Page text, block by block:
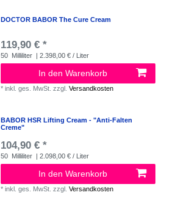
DOCTOR BABOR The Cure Cream
119,90 € *
50 Milliliter | 2.398,00 € / Liter
In den Warenkorb
*inkl. ges. MwSt. zzgl.Versandkosten
BABOR HSR Lifting Cream - "Anti-Falten
Creme"
104,90 € *
50 Milliliter | 2.098,00 € / Liter
In den Warenkorb
*inkl. ges. MwSt. zzgl.Versandkosten